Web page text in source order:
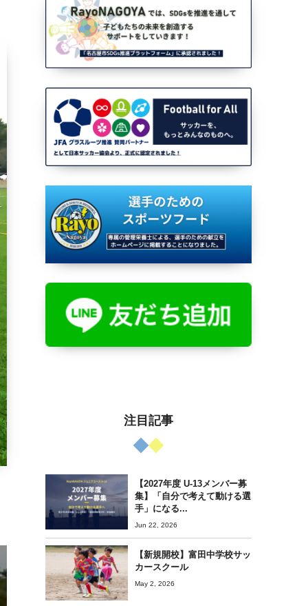
注目記事
【2027年度 U-13メンバー募
集】「自分で考えて動ける選
手」になる...
Jun 22, 2026
【新規開校】富田中学校サッ
カースクール
May 2, 2026